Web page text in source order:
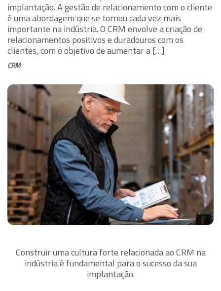
implantação. A gestão de relacionamento com o cliente
é uma abordagem que se tornou cada vez mais
importante na indústria. O CRM envolve a criação de
relacionamentos positivos e duradouros com os
clientes, com o objetivo de aumentar a […]
CRM
Construir uma cultura forte relacionada ao CRM na
indústria é fundamental para o sucesso da sua
implantação.